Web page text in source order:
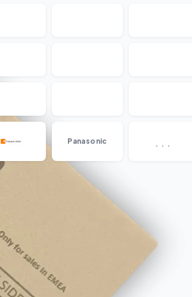
Panasonic ...